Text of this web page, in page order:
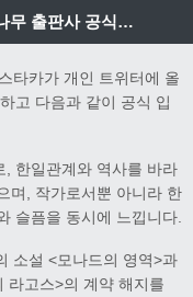
쓰쓰이 야스타카 망언에 관한 은행나무 출판사 공식입장
타카가 개인 트위터에 올
고 다음과 같이 공식 입
, 한일관계와 역사를 바라
며, 작가로서뿐 아니라 한
슬픔을 동시에 느낍니다.
소설 <모나드의 영역>과
라고스>의 계약 해지를